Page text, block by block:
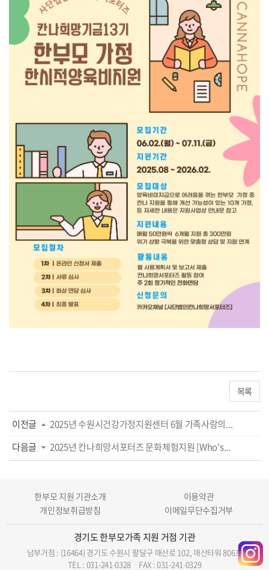
목록
이전글
2025년 수원시건강가정지원센터 6월 가족사랑의...
다음글
2025년 칸나희망서포터즈 문화체험지원 [Who's...
한부모 지원 기관소개
이용약관
개인정보취급방침
이메일무단수집거부
경기도 한부모가족 지원 거점 기관
남부거점 : (16464) 경기도 수원시 팔달구 매산로 102, 매산타워 806호
TEL : 031-241-0328
FAX : 031-241-0329